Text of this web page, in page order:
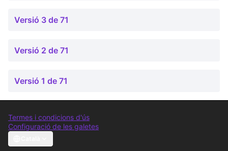
Versió 3 de 71
Versió 2 de 71
Versió 1 de 71
Termes i condicions d'ús
Configuració de les galetes
Comunitat Canòdrom a Facebook
(Link externo)
Comunitat Canòdrom a Instagram
(Link externo)
Comunitat Canòdrom a YouTube
(Link externo)